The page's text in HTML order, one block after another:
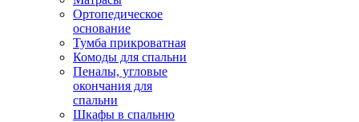
Ортопедическое
основание
Тумба прикроватная
Комоды для спальни
Пеналы, угловые
окончания для
спальни
Шкафы в спальню